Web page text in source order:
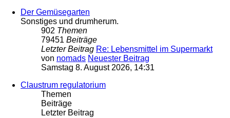
Der Gemüsegarten
Sonstiges und drumherum.
902 Themen
79451 Beiträge
Letzter Beitrag Re: Lebensmittel im Supermarkt
von nomads Neuester Beitrag
Samstag 8. August 2026, 14:31
Claustrum regulatorium
Themen
Beiträge
Letzter Beitrag